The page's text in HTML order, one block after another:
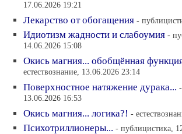
17.06.2026 19:21
Лекарство от обогащения -
Идиотизм жадности и слабоумия -
14.06.2026 15:08
Окись магния... обобщённая
естествознание, 13.06.2026 23:14
Поверхностное натяжение дурака...
13.06.2026 16:53
Окись магния... логика?! -
Психотриллионеры... - публицистика,